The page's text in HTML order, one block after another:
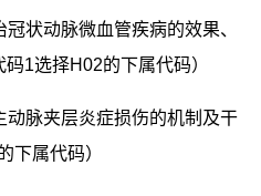
状动脉微血管疾病的效果、
码1选择H02的下属代码）
动脉夹层炎症损伤的机制及干
下属代码）